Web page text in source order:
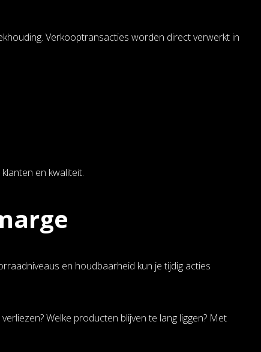
Verkooptransacties worden direct verwerkt in
en kwaliteit.
en houdbaarheid kun je tijdig acties
Welke producten blijven te lang liggen? Met